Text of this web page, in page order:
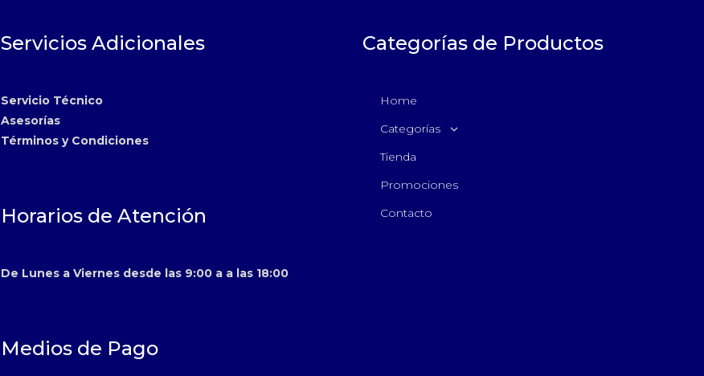
Servicios Adicionales
Servicio Técnico
Asesorías
Términos y Condiciones
Horarios de Atención
De Lunes a Viernes desde las 9:00 a a las 18:00
Medios de Pago
Categorías de Productos
Home
Categorías
Tienda
Promociones
Contacto